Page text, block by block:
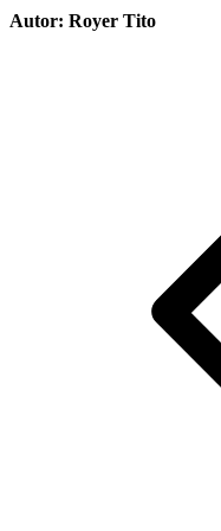
Autor: Royer Tito